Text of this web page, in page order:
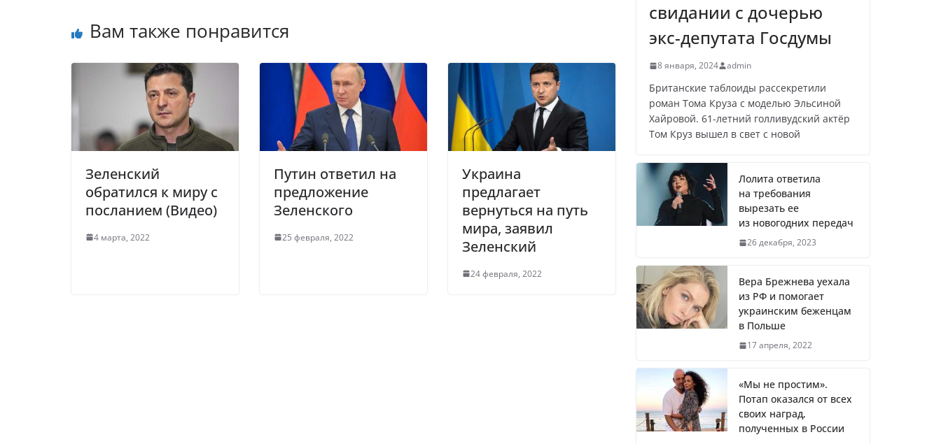
e
b
o
k
e
n
g
er
o
kl
a
ss
ni
ki
gr
a
m
e
dI
Вам также понравится
Зеленский
обратился к миру с
посланием (Видео)
4 марта, 2022
Путин ответил на
предложение
Зеленского
25 февраля, 2022
Украина
предлагает
вернуться на путь
мира, заявил
Зеленский
24 февраля, 2022
Врачи рассказали о состоянии
младенца, которого бросили
замерзать на остановке
Названы регионы России, где
Что заявил многолетний друг
Житель Швеции продал яхту и
украинцев
Вера Брежнева уехала из РФ и
помогает украинским
свидании с дочерью
экс-депутата Госдумы
8 января, 2024 admin
Британские таблоиды рассекретили
роман Тома Круза с моделью Эльсиной
Хайровой. 61-летний голливудский актёр
Том Круз вышел в свет с новой
Лолита ответила
на требования
вырезать ее
из новогодних передач
26 декабря, 2023
Вера Брежнева уехала
из РФ и помогает
украинским беженцам
в Польше
17 апреля, 2022
«Мы не простим».
Потап оказался от всех
своих наград,
полученных в России